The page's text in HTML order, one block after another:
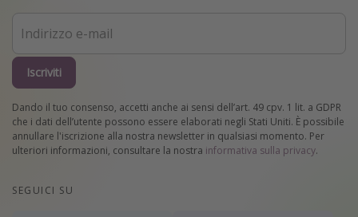
Iscriviti
Dando il tuo consenso, accetti anche ai sensi dell’art. 49 cpv. 1 lit. a GDPR
che i dati dell’utente possono essere elaborati negli Stati Uniti. È possibile
annullare l'iscrizione alla nostra newsletter in qualsiasi momento. Per
ulteriori informazioni, consultare la nostra informativa sulla privacy.
SEGUICI SU